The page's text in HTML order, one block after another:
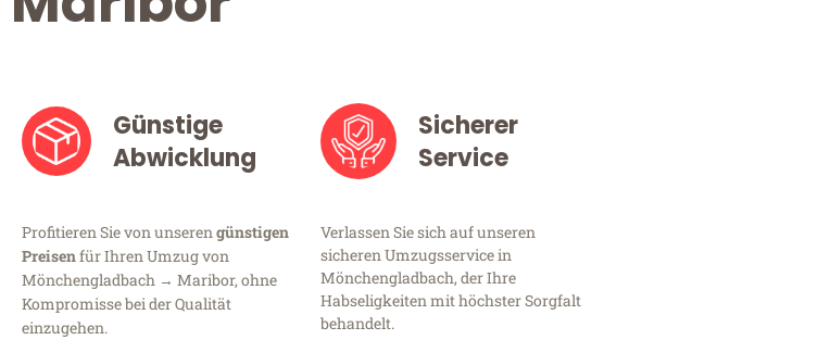
Günstige
Abwicklung
Profitieren Sie von unserengünstigen
Preisenfür Ihren Umzug von
Mönchengladbach → Maribor, ohne
Kompromisse bei der Qualität
einzugehen.
Sicherer
Service
Verlassen Sie sich auf unseren
sicheren Umzugsservice in
Mönchengladbach, der Ihre
Habseligkeiten mit höchster Sorgfalt
behandelt.